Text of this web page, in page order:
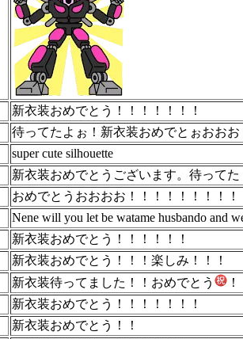
新衣装おめでとう！！！！！！！
待ってたよぉ！新衣装おめでとぉおおお
super cute silhouette
新衣装おめでとうございます。待ってた
おめでとうおおおお！！！！！！！！！
Nene will you let be watame husbando and
新衣装おめでとう！！！！！！
新衣装おめでとう！！！楽しみ！！！
新衣装待ってました！！おめでとう
新衣装おめでとう！！！！！！！
新衣装おめでとう！！